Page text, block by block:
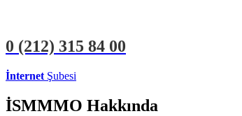
0 (212) 315 84 00
İnternet Şubesi
İSMMMO Hakkında